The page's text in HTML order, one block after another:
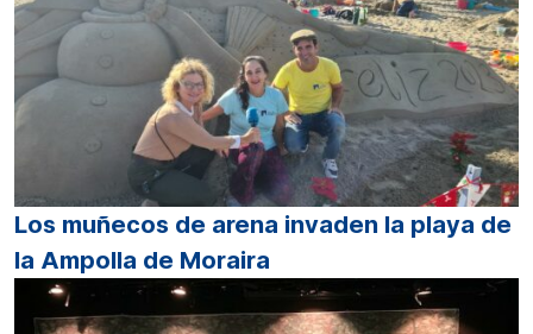
Los muñecos de arena invaden la playa de
la Ampolla de Moraira